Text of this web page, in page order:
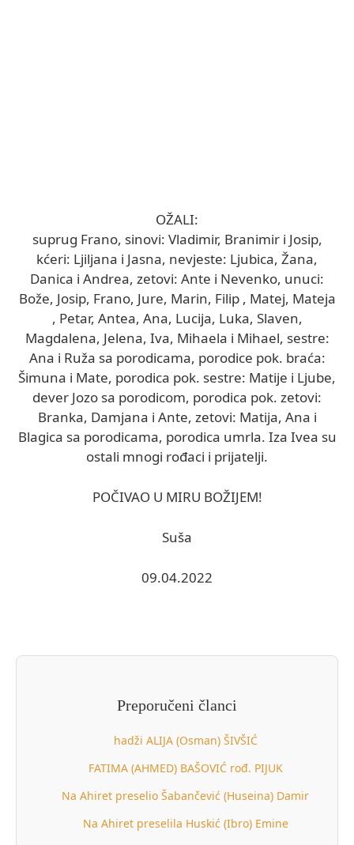
OŽALI:
suprug Frano, sinovi: Vladimir, Branimir i Josip,
kćeri: Ljiljana i Jasna, nevjeste: Ljubica, Žana,
Danica i Andrea, zetovi: Ante i Nevenko, unuci:
Bože, Josip, Frano, Jure, Marin, Filip , Matej, Mateja
, Petar, Antea, Ana, Lucija, Luka, Slaven,
Magdalena, Jelena, Iva, Mihaela i Mihael, sestre:
Ana i Ruža sa porodicama, porodice pok. braća:
Šimuna i Mate, porodica pok. sestre: Matije i Ljube,
dever Jozo sa porodicom, porodica pok. zetovi:
Branka, Damjana i Ante, zetovi: Matija, Ana i
Blagica sa porodicama, porodica umrla. Iza Ivea su
ostali mnogi rođaci i prijatelji.
POČIVAO U MIRU BOŽIJEM!
Suša
09.04.2022
Preporučeni članci
hadži ALIJA (Osman) ŠIVŠIĆ
FATIMA (AHMED) BAŠOVIĆ rođ. PIJUK
Na Ahiret preselio Šabančević (Huseina) Damir
Na Ahiret preselila Huskić (Ibro) Emine